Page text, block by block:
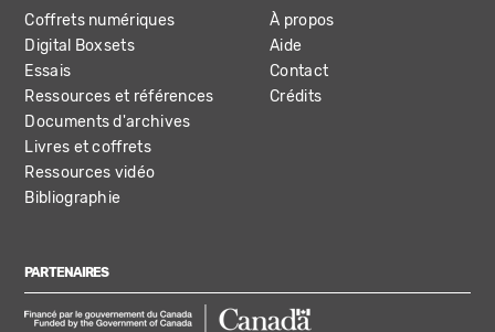
Coffrets numériques
Digital Boxsets
Essais
Ressources et références
Documents d'archives
Livres et coffrets
Ressources vidéo
Bibliographie
À propos
Aide
Contact
Crédits
PARTENAIRES